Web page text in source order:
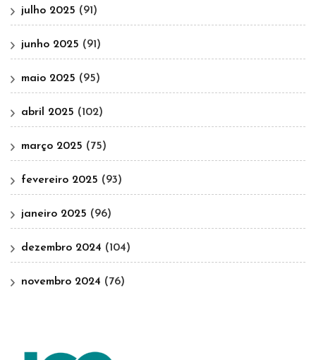
julho 2025 (91)
junho 2025 (91)
maio 2025 (95)
abril 2025 (102)
março 2025 (75)
fevereiro 2025 (93)
janeiro 2025 (96)
dezembro 2024 (104)
novembro 2024 (76)